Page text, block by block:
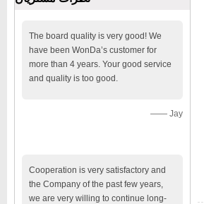
The board quality is very good! We
have been WonDa’s customer for
more than 4 years. Your good service
and quality is too good.
—— Jay
Cooperation is very satisfactory and
the Company of the past few years,
we are very willing to continue long-